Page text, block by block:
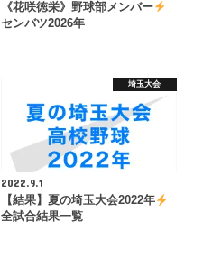
《花咲徳栄》野球部メンバー
センバツ2026年
埼玉大会
2022.9.1
【結果】夏の埼玉大会2022年
全試合結果一覧